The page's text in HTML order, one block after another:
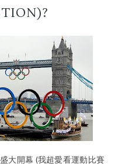
大開幕 (我超愛看運動比賽